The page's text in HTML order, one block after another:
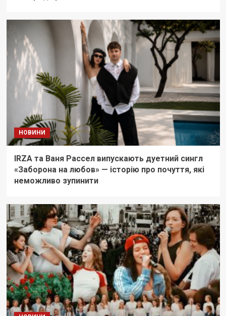
НОВИНИ
IRZA та Ваня Рассел випускають дуетний сингл
«Заборона на любов» — історію про почуття, які
неможливо зупинити